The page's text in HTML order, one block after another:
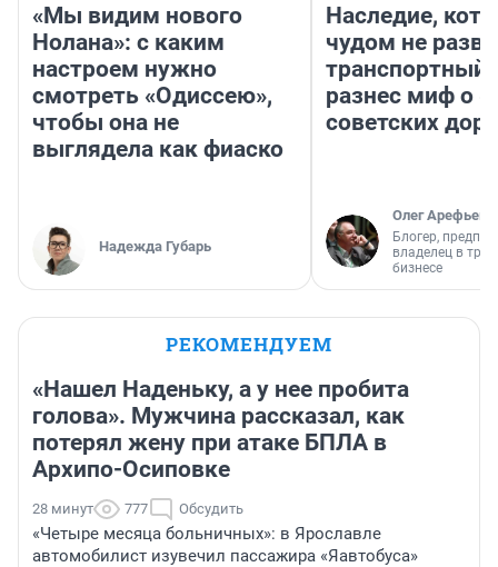
«Мы видим нового
Нолана»: с каким
настроем нужно
смотреть «Одиссею»,
чтобы она не
выглядела как фиаско
Надежда Губарь
Наследие,
чудом не
транспортный
разнес миф о
советских
Олег Арефьев
Блогер,
владелец в
бизнесе
РЕКОМЕНДУЕМ
«Нашел Наденьку, а у нее пробита
голова». Мужчина рассказал, как
потерял жену при атаке БПЛА в
Архипо-Осиповке
28 минут 777 Обсудить
«Четыре месяца больничных»: в Ярославле
автомобилист изувечил пассажира «Яавтобуса»